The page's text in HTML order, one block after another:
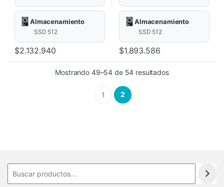
Almacenamiento
SSD 512
$2.132.940
Almacenamiento
SSD 512
$1.893.586
Mostrando 49–54 de 54 resultados
1 2